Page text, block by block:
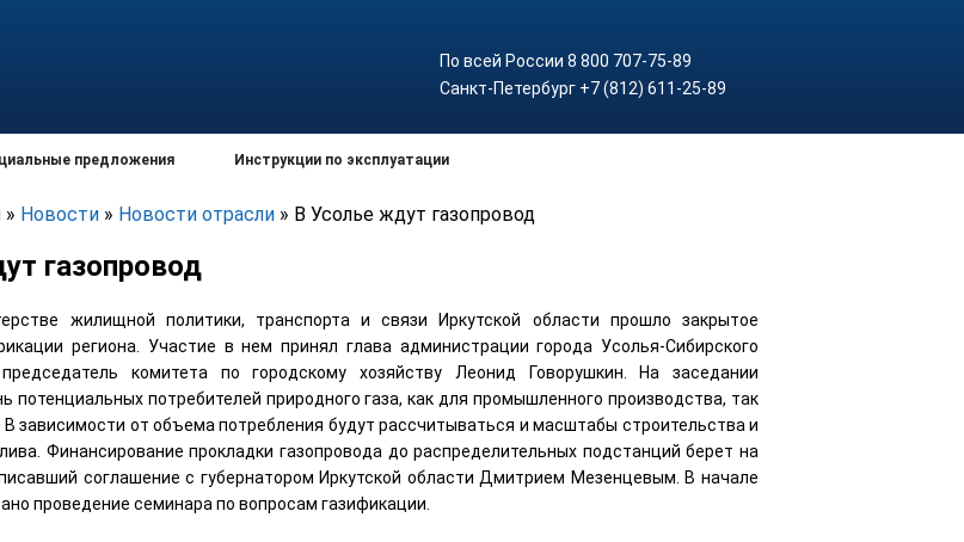
По всей России 8 800 707-75-89
Санкт-Петербург +7 (812) 611-25-89
предложения Инструкции по эксплуатации
» Новости » Новости отрасли » В Усолье ждут газопровод
газопровод
жилищной политики, транспорта и связи Иркутской области прошло закрытое
региона. Участие в нем принял глава администрации города Усолья-Сибирского
комитета по городскому хозяйству Леонид Говорушкин. На заседании
потенциальных потребителей природного газа, как для промышленного производства, так
зависимости от объема потребления будут рассчитываться и масштабы строительства и
Финансирование прокладки газопровода до распределительных подстанций берет на
соглашение с губернатором Иркутской области Дмитрием Мезенцевым. В начале
проведение семинара по вопросам газификации.